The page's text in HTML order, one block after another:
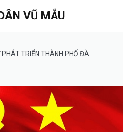
VŨ MẪU
PHÁT TRIỂN THÀNH PHỐ ĐÀ